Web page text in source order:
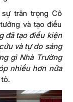
trân trọng Cô
và tạo điều
đã tạo điều kiện
và tự do sáng
gì Nhà Trường
nhiều hơn nữa